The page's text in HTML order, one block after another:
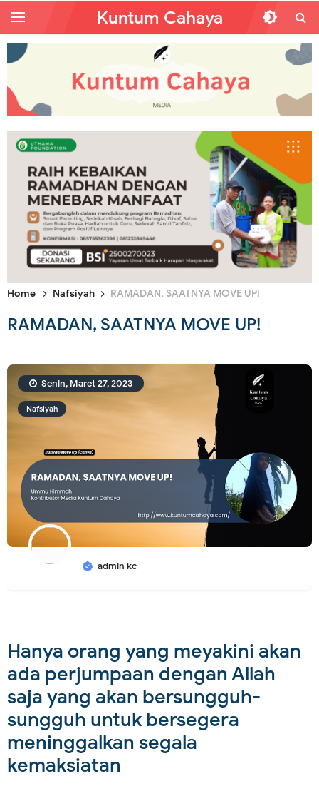
Kuntum Cahaya
Home Nafsiyah RAMADAN, SAATNYA MOVE UP!
RAMADAN, SAATNYA MOVE UP!
Nafsiyah
admin kc
Senin, Maret 27, 2023
Hanya orang yang meyakini akan
ada perjumpaan dengan Allah
saja yang akan bersungguh-
sungguh untuk bersegera
meninggalkan segala
kemaksiatan